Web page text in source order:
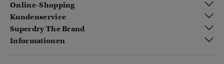
Online-Shopping
Kundenservice
Superdry The Brand
Informationen